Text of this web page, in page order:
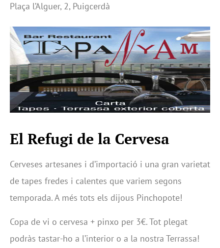
Plaça l’Alguer, 2, Puigcerdà
El Refugi de la Cervesa
Cerveses artesanes i d’importació i una gran varietat
de tapes fredes i calentes que variem segons
temporada. A més tots els dijous Pinchopote!
Copa de vi o cervesa + pinxo per 3€. Tot plegat
podràs tastar-ho a l’interior o a la nostra Terrassa!